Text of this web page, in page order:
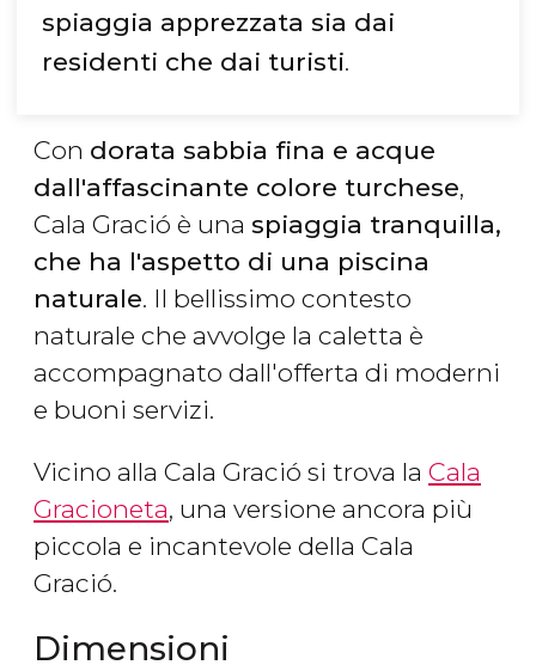
spiaggia apprezzata sia dai
residenti che dai turisti.
Con dorata sabbia fina e acque
dall'affascinante colore turchese,
Cala Gració è una spiaggia tranquilla,
che ha l'aspetto di una piscina
naturale. Il bellissimo contesto
naturale che avvolge la caletta è
accompagnato dall'offerta di moderni
e buoni servizi.
Vicino alla Cala Gració si trova la Cala
Gracioneta, una versione ancora più
piccola e incantevole della Cala
Gració.
Dimensioni